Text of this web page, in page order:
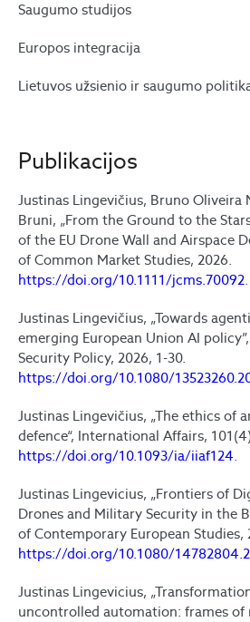
Saugumo studijos
Europos integracija
Lietuvos užsienio ir saugumo
Publikacijos
Justinas Lingevičius, Bruno Oliveira
Bruni, „From the Ground to the
of the EU Drone Wall and Airspace
of Common Market Studies, 2026.
https://doi.org/10.1111/jcms.70092.
Justinas Lingevičius, „Towards
emerging European Union AI
Security Policy, 2026, 1-30.
https://doi.org/10.1080/
Justinas Lingevičius, „The ethics of
defence“, International Affairs,
https://doi.org/10.1093/ia/iiaf124.
Justinas Lingevicius, „Frontiers of
Drones and Military Security in the
of Contemporary European Studies,
https://doi.org/10.1080/
Justinas Lingevicius,
uncontrolled automation: frames of